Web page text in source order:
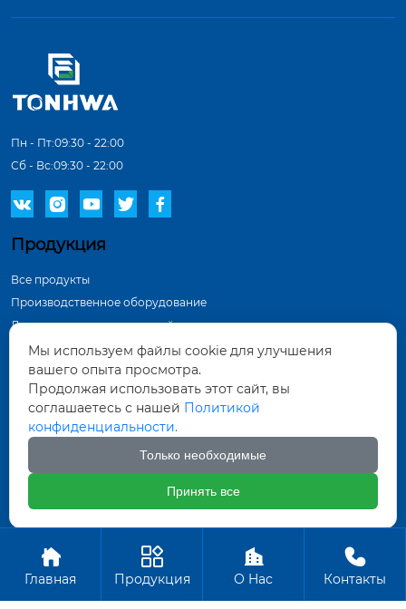
Пн - Пт:09:30 - 22:00
Сб - Вс:09:30 - 22:00
    
Продукция
Все продукты
Производственное оборудование
Демонстрация в мастерской
Инспекционное оборудование
Контактная информация
Тунхуа Группа, промышленный парк по
производству оборудования, город Датун,
571452961@qq.com
Авторское право ©ООО Датун Тунхуа Горных Машин
Производство

Главная

Продукция

О Hас

Контакты
Мы используем файлы cookie для улучшения
вашего опыта просмотра.
Продолжая использовать этот сайт, вы
соглашаетесь с нашей Политикой
конфиденциальности.
Только необходимые
Принять все